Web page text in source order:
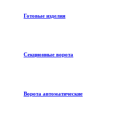
Готовые изделия
Секционные ворота
Ворота автоматические